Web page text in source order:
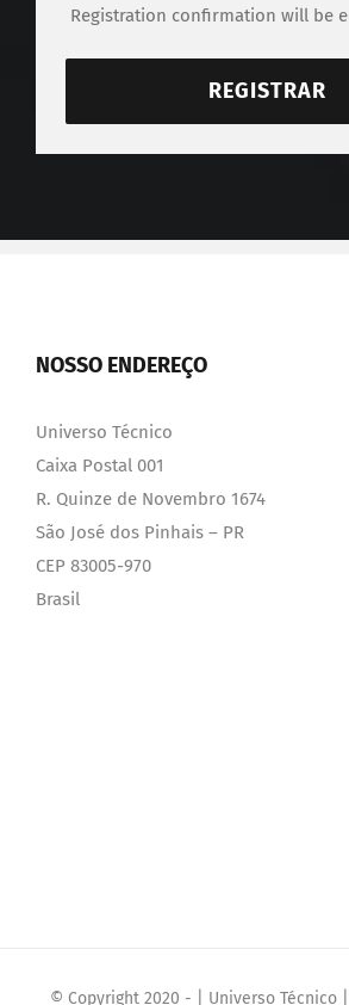
Registration confirmation will be
REGISTRAR
NOSSO ENDEREÇO
Universo Técnico
Caixa Postal 001
R. Quinze de Novembro 1674
São José dos Pinhais – PR
CEP 83005-970
Brasil
© Copyright 2020 - | Universo Técnico